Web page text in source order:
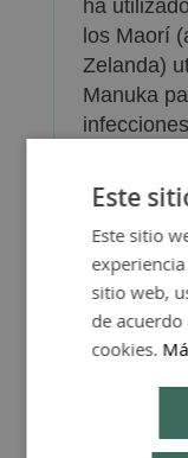
ha
los Maorí
Zelanda)
Manuka
Pruebe la
100%
mano del
de
elaborada
origen
La Miel
contiene
Este
Este sitio
sitio web,
de
cookies.